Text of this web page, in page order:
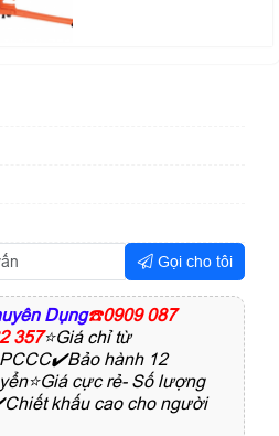
Gọi cho tôi
Dụng☎️0909 087
357⭐Giá chỉ từ
hành 12
cực rẻ- Số lượng
khấu cao cho người